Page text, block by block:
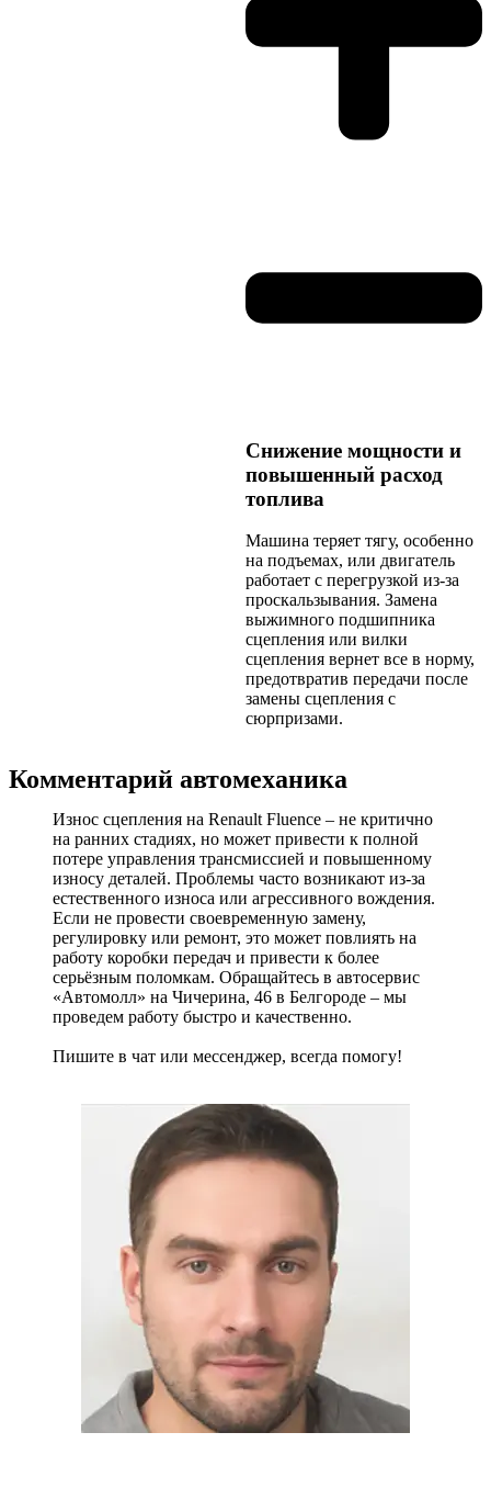
Снижение мощности и
повышенный расход
топлива
Машина теряет тягу, особенно
на подъемах, или двигатель
работает с перегрузкой из-за
проскальзывания. Замена
выжимного подшипника
сцепления или вилки
сцепления вернет все в норму,
предотвратив передачи после
замены сцепления с
сюрпризами.
Комментарий автомеханика
Износ сцепления на Renault Fluence – не критично
на ранних стадиях, но может привести к полной
потере управления трансмиссией и повышенному
износу деталей. Проблемы часто возникают из-за
естественного износа или агрессивного вождения.
Если не провести своевременную замену,
регулировку или ремонт, это может повлиять на
работу коробки передач и привести к более
серьёзным поломкам. Обращайтесь в автосервис
«Автомолл» на Чичерина, 46 в Белгороде – мы
проведем работу быстро и качественно.
Пишите в чат или мессенджер, всегда помогу!